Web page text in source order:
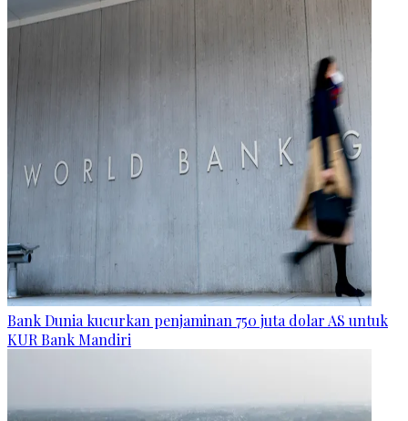
Bank Dunia kucurkan penjaminan 750 juta dolar AS untuk
KUR Bank Mandiri